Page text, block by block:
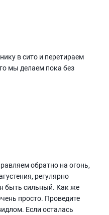
в сито и перетираем
мы делаем пока без
обратно на огонь,
регулярно
быть сильный. Как же
просто. Проведите
Если осталась